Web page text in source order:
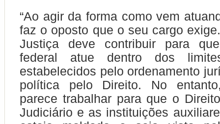
“Ao agir da forma como vem
faz o oposto que o seu cargo
Justiça deve contribuir para
federal atue dentro dos
estabelecidos pelo ordenamento
política pelo Direito. No
parece trabalhar para que o
Judiciário e as instituições